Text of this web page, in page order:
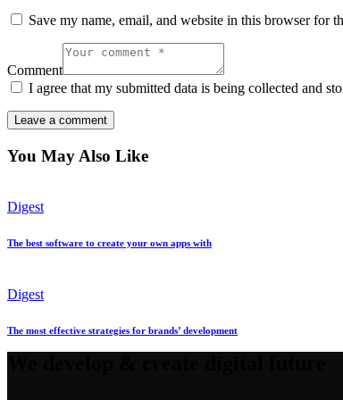
Save my name, email, and website in this browser for
Comment
I agree that my submitted data is being collected and
You May Also Like
Digest
The best software to create your own apps with
Digest
The most effective strategies for brands’ development